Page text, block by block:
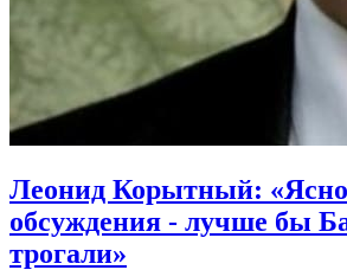
Леонид Корытный: «Ясно
обсуждения - лучше бы
трогали»